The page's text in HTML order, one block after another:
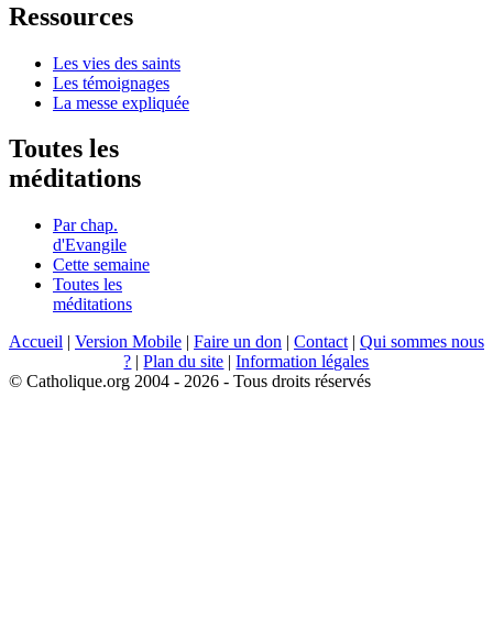
Ressources
Les vies des saints
Les témoignages
La messe expliquée
Toutes les
méditations
Par chap.
d'Evangile
Cette semaine
Toutes les
méditations
Accueil | Version Mobile | Faire un don | Contact | Qui sommes nous
? |Plan du site |Information légales
© Catholique.org 2004 - 2026 - Tous droits réservés